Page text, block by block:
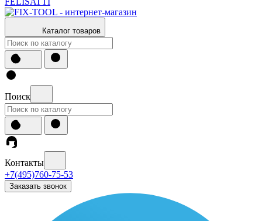
Каталог товаров
Поиск
Контакты
+7(495)760-75-53
Заказать звонок